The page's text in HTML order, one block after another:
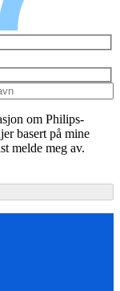
om Philips-
basert på mine
melde meg av.